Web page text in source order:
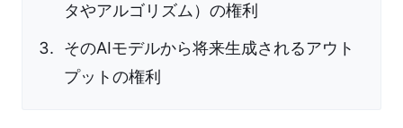
タやアルゴリズム）の権利
そのAIモデルから将来生成されるアウト
プットの権利